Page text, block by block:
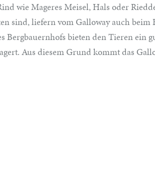
wie Mageres Meisel, Hals oder
sind, liefern vom Galloway auch beim
Bergbauernhofs bieten den Tieren ein
Aus diesem Grund kommt das